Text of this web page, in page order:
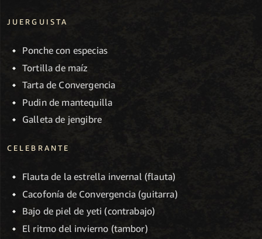
JUERGUISTA
Ponche con especias
Tortilla de maíz
Tarta de Convergencia
Pudin de mantequilla
Galleta de jengibre
CELEBRANTE
Flauta de la estrella invernal (flauta)
Cacofonía de Convergencia (guitarra)
Bajo de piel de yeti (contrabajo)
El ritmo del invierno (tambor)